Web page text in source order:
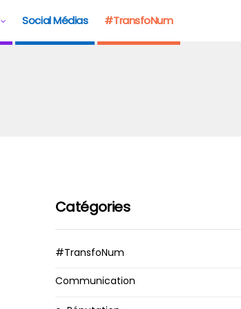
Social Médias #TransfoNum
Catégories
#TransfoNum
Communication